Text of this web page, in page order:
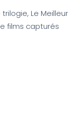
Le Meilleur
films capturés